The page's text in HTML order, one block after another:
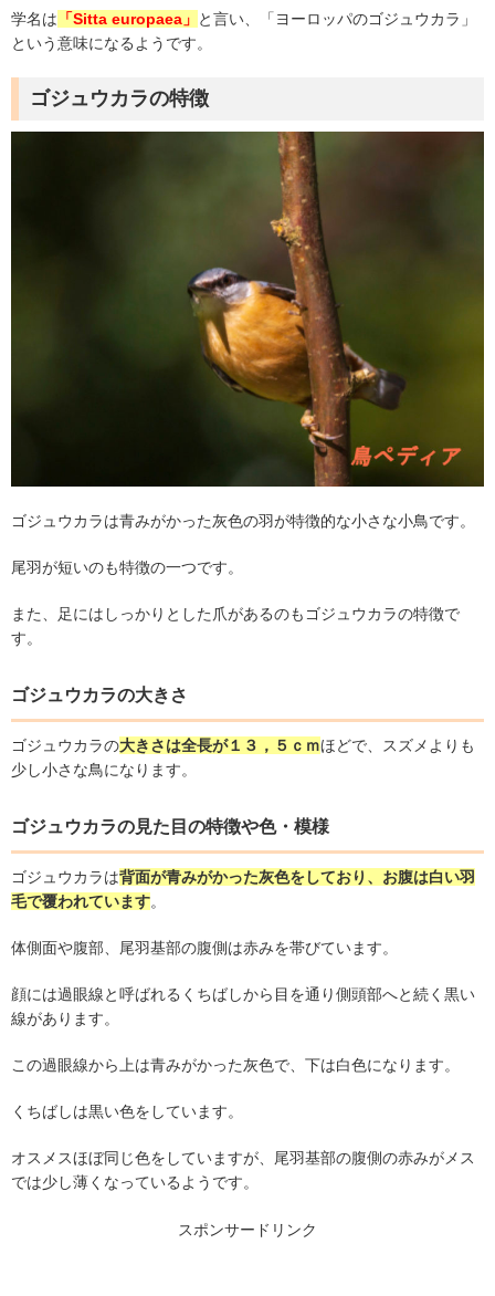
学名は 「Sitta europaea 」 と言い、「ヨーロッパのゴジュウカラ」
という意味になるようです。
ゴジュウカラの特徴
ゴジュウカラは青みがかった灰色の羽が特徴的な小さな小鳥です。
尾羽が短いのも特徴の一つです。
また、足にはしっかりとした爪があるのもゴジュウカラの特徴で
す。
ゴジュウカラの大きさ
ゴジュウカラの大きさは全長が１３，５ｃｍほどで、スズメよりも
少し小さな鳥になります。
ゴジュウカラの見た目の特徴や色・模様
ゴジュウカラは背面が青みがかった灰色をしており、お腹は白い羽
毛で覆われています。
体側面や腹部、尾羽基部の腹側は赤みを帯びています。
顔には過眼線と呼ばれるくちばしから目を通り側頭部へと続く黒い
線があります。
この過眼線から上は青みがかった灰色で、下は白色になります。
くちばしは黒い色をしています。
オスメスほぼ同じ色をしていますが、尾羽基部の腹側の赤みがメス
では少し薄くなっているようです。
スポンサードリンク